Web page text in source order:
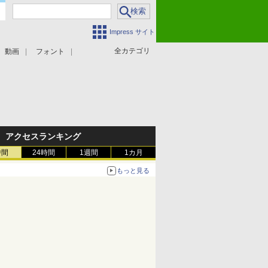
Impress サイト
全カテゴリ
動画 フォント
アクセスランキング
24時間 1週間 1カ月
もっと見る